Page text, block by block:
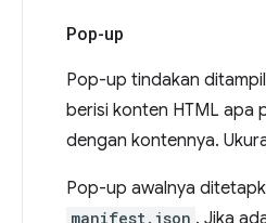
Pop-up
Pop-up tindakan
berisi konten HTML apa
dengan kontennya.
Pop-up awalnya
manifest.json . Jika